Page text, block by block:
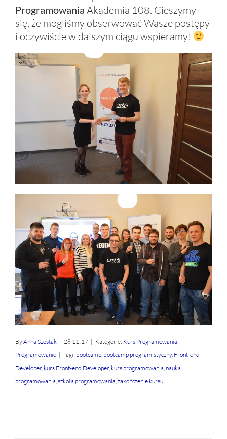
Programowania Akademia 108. Cieszymy
się, że mogliśmy obserwować Wasze postępy
i oczywiście w dalszym ciągu wspieramy!
ByAnna Szostak | 28 11 .17 | Kategorie: Kurs Programowania,
Programowanie | Tagi: bootcamp, bootcamp programistyczny, Front-end
Developer, kurs Front-end Developer, kurs programowania, nauka
programowania,szkoła programowania,zakończenie kursu